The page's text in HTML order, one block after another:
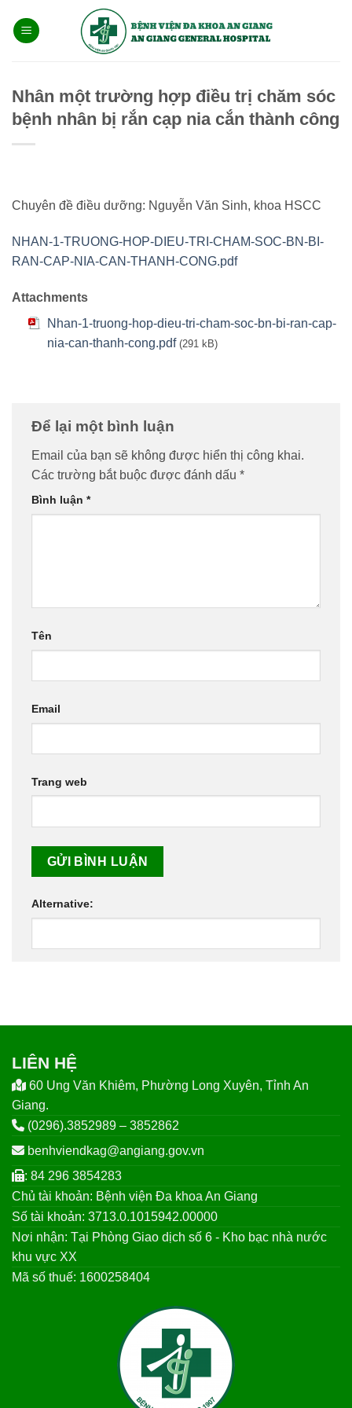
qua
Nhân một trường hợp điều trị chăm sóc
bệnh nhân bị rắn cạp nia cắn thành công
Chuyên đề điều dưỡng: Nguyễn Văn Sinh, khoa HSCC
NHAN-1-TRUONG-HOP-DIEU-TRI-CHAM-SOC-BN-BI-
RAN-CAP-NIA-CAN-THANH-CONG.pdf
Attachments
Nhan-1-truong-hop-dieu-tri-cham-soc-bn-bi-ran-cap-
nia-can-thanh-cong.pdf (291 kB)
Để lại một bình luận
Email của bạn sẽ không được hiển thị công khai.
Các trường bắt buộc được đánh dấu *
Bình luận *
Tên
Email
Trang web
Alternative:
LIÊN HỆ
60 Ung Văn Khiêm, Phường Long Xuyên, Tỉnh An
Giang.
(0296).3852989 – 3852862
benhviendkag@angiang.gov.vn
: 84 296 3854283
Chủ tài khoản: Bệnh viện Đa khoa An Giang
Số tài khoản: 3713.0.1015942.00000
Nơi nhận: Tại Phòng Giao dịch số 6 - Kho bạc nhà nước
khu vực XX
Mã số thuế: 1600258404